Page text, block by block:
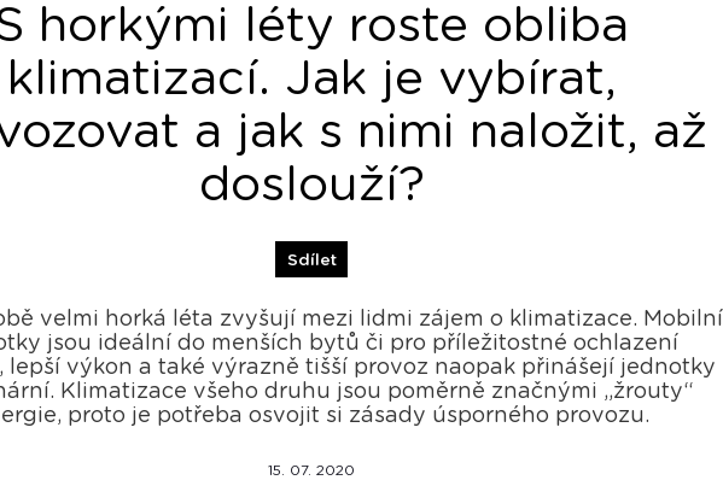
horkými léty roste obliba
klimatizací. Jak je vybírat,
a jak s nimi naložit, až
doslouží?
Sdílet
velmi horká léta zvyšují mezi lidmi zájem o klimatizace. Mobilní
jsou ideální do menších bytů či pro příležitostné ochlazení
lepší výkon a také výrazně tišší provoz naopak přinášejí jednotky
Klimatizace všeho druhu jsou poměrně značnými „žrouty“
proto je potřeba osvojit si zásady úsporného provozu.
15. 07. 2020